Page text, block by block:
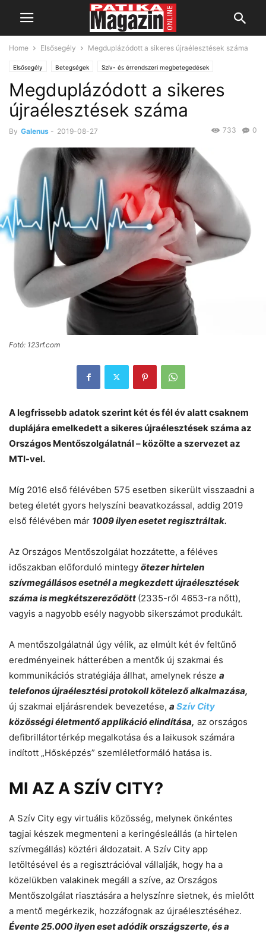
Home Elsősegély Megduplázódott a sikeres újraélesztések száma
Elsősegély Betegségek Szív- és érrendszeri megbetegedések
Megduplázódott a sikeres
újraélesztések száma
By Galenus - 2019-08-27 0
733
Fotó: 123rf.com
A legfrissebb adatok szerint két és fél év alatt csaknem
duplájára emelkedett a sikeres újraélesztések száma az
Országos Mentőszolgálatnál – közölte a szervezet az
MTI-vel.
Míg 2016 első félévében 575 esetben sikerült visszaadni a
beteg életét gyors helyszíni beavatkozással, addig 2019
első félévében már 1009 ilyen esetet regisztráltak.
Az Országos Mentőszolgálat hozzátette, a féléves
időszakban előforduló mintegy ötezer hirtelen
szívmegállásos esetnél a megkezdett újraélesztések
száma is megkétszereződött (2335-ről 4653-ra nőtt),
vagyis a nagyobb esély nagyobb sikerszámot produkált.
A mentőszolgálatnál úgy vélik, az elmúlt két év feltűnő
eredményeinek hátterében a mentők új szakmai és
kommunikációs stratégiája állhat, amelynek része a
telefonos újraélesztési protokoll kötelező alkalmazása,
új szakmai eljárásrendek bevezetése, a Szív City
közösségi életmentő applikáció elindítása, az országos
defibrillátortérkép megalkotása és a laikusok számára
indított „Hősképzés” szemléletformáló hatása is.
MI AZ A SZÍV CITY?
A Szív City egy virtuális közösség, melynek önkéntes
tagjai készek megmenteni a keringésleállás (a hirtelen
szívmegállás) köztéri áldozatait. A Szív City app
letöltésével és a regisztrációval vállalják, hogy ha a
közelükben valakinek megáll a szíve, az Országos
Mentőszolgálat riasztására a helyszínre sietnek, és mielőtt
a mentő megérkezik, hozzáfognak az újraélesztéséhez.
Évente 25.000 ilyen eset adódik országszerte, és a